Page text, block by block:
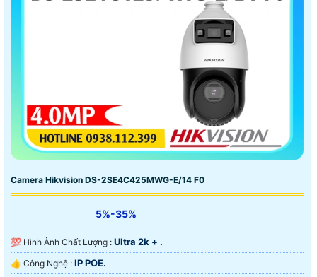
Camera Hikvision DS-2SE4C425MWG-E/14 F0
5%-35%
💯 Hình Ành Chất Lượng : Ultra 2k + .
👍 Công Nghệ : IP POE.